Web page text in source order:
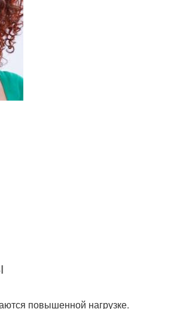
повышенной нагрузке.